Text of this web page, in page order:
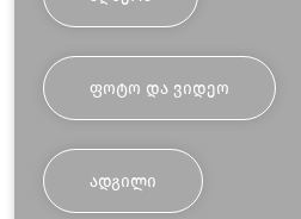
ᲤᲝᲢᲝ ᲓᲐ ᲕᲘᲓᲔᲝ
ᲐᲓᲒᲘᲚᲘ